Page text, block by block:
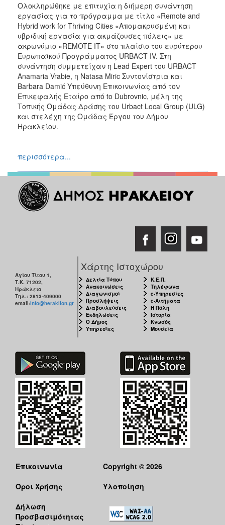
Ολοκληρώθηκε με επιτυχία η διήμερη συνάντηση
εργασίας για το πρόγραμμα με τίτλο «Remote and
Hybrid work for Thriving Cities «Απομακρυσμένη και
υβριδική εργασία για ακμάζουσες πόλεις» με
ακρωνύμιο «REMOTE IT» στο πλαίσιο του ευρύτερου
Ευρωπαϊκού Προγράμματος URBACT IV. Στη
συνάντηση συμμετείχαν η Lead Expert του URBACT
Anamaria Vrabie, η Natasa Miric Συντονίστρια και
Barbara Damić Υπεύθυνη Επικοινωνίας από τον
Επικεφαλής Εταίρο από to Dubrovnic, μέλη της
Τοπικής Ομάδας Δράσης του Urbact Local Group (ULG)
και στελέχη της Ομάδας Έργου του Δήμου
Ηρακλείου.
περισσότερα...
Αγίου Τίτου 1,
Τ.Κ. 71202,
Ηράκλειο
Τηλ.: 2813-409000
email:info@heraklion.gr
Χάρτης Ιστοχώρου
Δελτία Τύπου
Ανακοινώσεις
Διαγωνισμοί
Προσλήψεις
Διαβουλεύσεις
Εκδηλώσεις
Ο Δήμος
Υπηρεσίες
Κ.Ε.Π.
Τηλέφωνα
e-Υπηρεσίες
e-Αιτήματα
Η Πόλη
Ιστορία
Κνωσός
Μουσεία
Επικοινωνία
Όροι Χρήσης
Δήλωση
Προσβασιμότητας
Copyright © 2026
Υλοποίηση